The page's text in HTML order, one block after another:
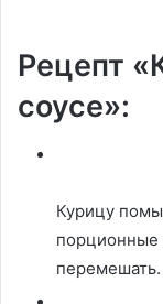
Рецепт
соусе»:
Курицу
порционные
перемешать.